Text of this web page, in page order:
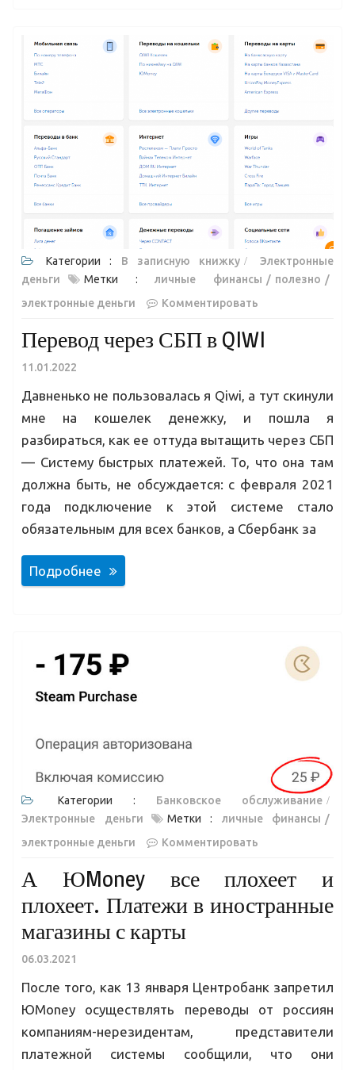
Категории : В записную книжку
Электронные
деньги
Метки :личные финансы
полезно
электронные деньги
Комментировать
Перевод через СБП в QIWI
11.01.2022
Давненько не пользовалась я Qiwi, а тут скинули
мне на кошелек денежку, и пошла я
разбираться, как ее оттуда вытащить через СБП
— Систему быстрых платежей. То, что она там
должна быть, не обсуждается: с февраля 2021
года подключение к этой системе стало
обязательным для всех банков, а Сбербанк за
Подробнее
Категории : Банковское обслуживание
Электронные деньги
Метки : личные финансы
электронные деньги
Комментировать
А ЮMoney все плохеет и
плохеет. Платежи в иностранные
магазины с карты
06.03.2021
После того, как 13 января Центробанк запретил
ЮMoney осуществлять переводы от россиян
компаниям-нерезидентам, представители
платежной системы сообщили, что они